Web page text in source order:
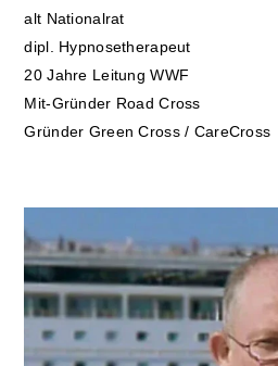
alt Nationalrat
dipl. Hypnosetherapeut
20 Jahre Leitung WWF
Mit-Gründer Road Cross
Gründer Green Cross / CareCross